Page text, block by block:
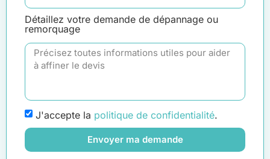
Détaillez votre demande de dépannage ou
remorquage
J'accepte la politique de confidentialité.
Envoyer ma demande